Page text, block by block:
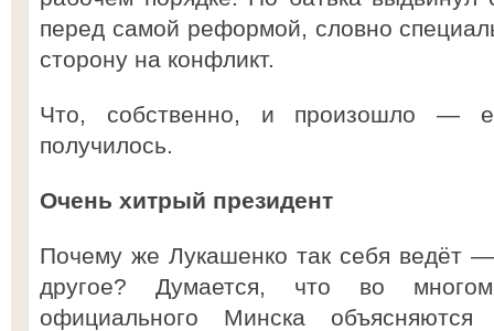
перед самой реформой, словно
сторону на конфликт.
Что, собственно, и произошло —
получилось.
Очень хитрый президент
Почему же Лукашенко так себя ведёт
другое? Думается, что во многом
официального Минска объясняются